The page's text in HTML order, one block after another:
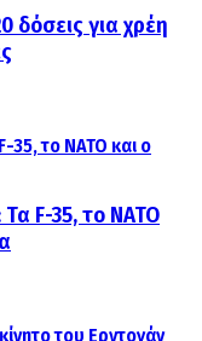
δόσεις για χρέη
Τα F-35, το ΝΑΤΟ